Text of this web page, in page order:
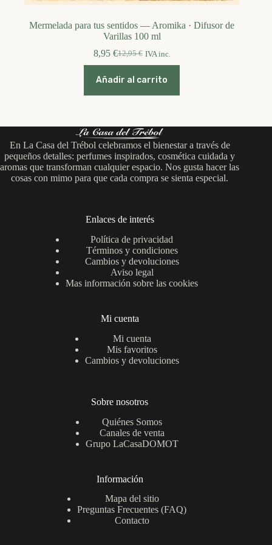
Mermelada para tus sentidos — Aromika · Difusor de
Varillas 100 ml
12,95€
El
original
8,95 €El
actual
IVA inc.
Añadir al carrito
En La Casa del Trébol celebramos el bienestar a través de
pequeños detalles: perfumes inspirados, cosmética cuidada y
aromas que transforman cualquier espacio. Nos gusta hacer las
cosas con mimo para que cada compra se sienta especial.
Enlaces de interés
Política de privacidad
Términos y condiciones
Cambios y devoluciones
Aviso legal
Mas información sobre las cookies
Mi cuenta
Mi cuenta
Mis favoritos
Cambios y devoluciones
Sobre nosotros
Quiénes Somos
Canales de venta
Grupo LaCasaDOMOT
Información
Mapa del sitio
Preguntas Frecuentes (FAQ)
Contacto